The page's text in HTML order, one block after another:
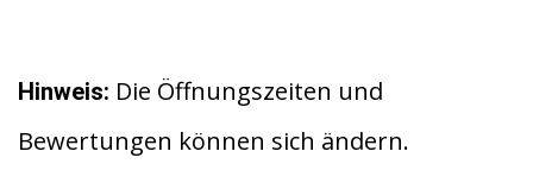
Hinweis: Die Öffnungszeiten und
Bewertungen können sich ändern.